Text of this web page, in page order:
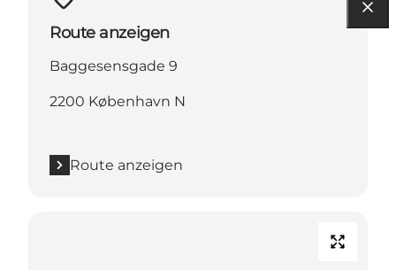
Route anzeigen
Baggesensgade 9
2200 København N
Route anzeigen